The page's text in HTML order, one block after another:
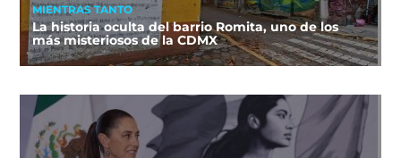
MIENTRAS TANTO
La historia oculta del barrio Romita, uno de los
más misteriosos de la CDMX